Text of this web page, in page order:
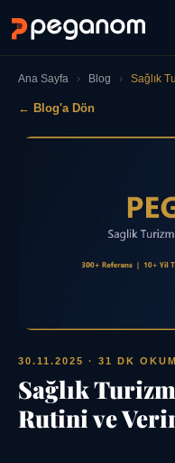
Ana Sayfa › Blog › Sağlık
← Blog'a Dön
30.11.2025 · 31 DK
Sağlık
Rutini ve